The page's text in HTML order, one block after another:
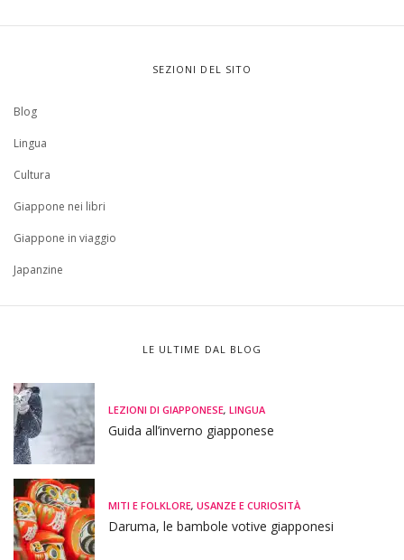
SEZIONI DEL SITO
Blog
Lingua
Cultura
Giappone nei libri
Giappone in viaggio
Japanzine
LE ULTIME DAL BLOG
LEZIONI DI GIAPPONESE, LINGUA
Guida all’inverno giapponese
MITI E FOLKLORE, USANZE E CURIOSITÀ
Daruma, le bambole votive giapponesi